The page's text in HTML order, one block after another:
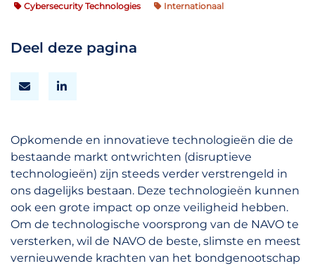
Cybersecurity Technologies
Internationaal
Deel deze pagina
Opkomende en innovatieve technologieën die de
bestaande markt ontwrichten (disruptieve
technologieën) zijn steeds verder verstrengeld in
ons dagelijks bestaan. Deze technologieën kunnen
ook een grote impact op onze veiligheid hebben.
Om de technologische voorsprong van de NAVO te
versterken, wil de NAVO de beste, slimste en meest
vernieuwende krachten van het bondgenootschap